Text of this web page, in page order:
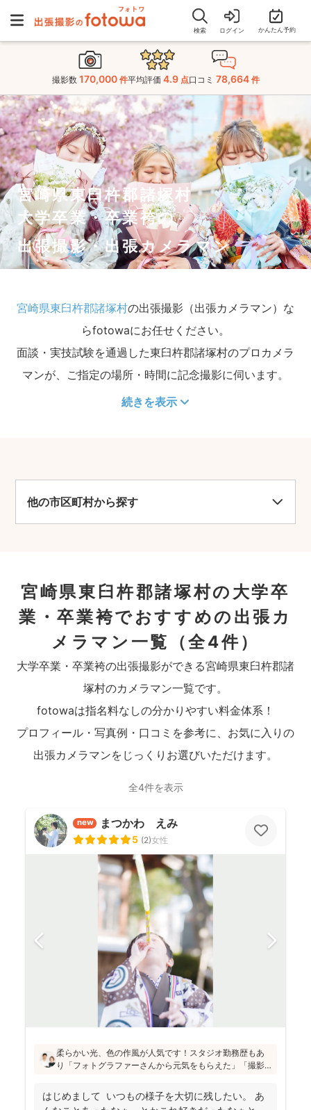
検索 ログイン かんたん予約
撮影数 170,000 件平均評価 4.9 点口コミ 78,664 件
宮崎県東臼杵郡諸塚村
大学卒業・卒業袴の
出張撮影・出張カメラマン
宮崎県東臼杵郡諸塚村の出張撮影（出張カメラマン）な
らfotowaにお任せください。
面談・実技試験を通過した東臼杵郡諸塚村のプロカメラ
マンが、ご指定の場所・時間に記念撮影に伺います。
続きを表示
他の市区町村から探す
宮崎県東臼杵郡諸塚村の大学卒
業・卒業袴でおすすめの出張カ
メラマン一覧
（全4件）
大学卒業・卒業袴の出張撮影ができる宮崎県東臼杵郡諸
塚村のカメラマン一覧です。
fotowaは指名料なしの分かりやすい料金体系！
プロフィール・写真例・口コミを参考に、お気に入りの
出張カメラマンをじっくりお選びいただけます。
全4件を表示
new まつかわ えみ
5 (2)女性
柔らかい光、色の作風が人気です！スタジオ勤務歴もあ
り「フォトグラファーさんから元気をもらえた」「撮影
写真ではなく、お子さん・親御さんの目線で、自然な様
子を撮影してお届けします(^^)
はじめまして いつもの様子を大切に残したい。 あ